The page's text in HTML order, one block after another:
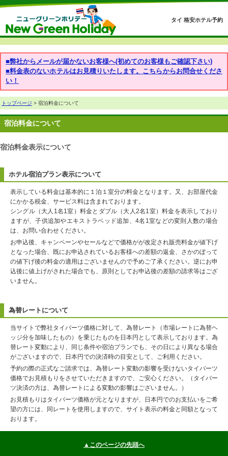
タイ 格安ホテル予約
■弊社からメールが届かないお客様へ(初めてのお客様もご確認下さい)
■料金表のないホテルはお見積りいたします。こちらからお問合せくださ
い！
トップページ > 宿泊料金について
宿泊料金について
宿泊料金表示について
ホテル宿泊プラン表示について
表示している料金は基本的に１泊１室分の料金となります。又、お部屋代金
にかかる税金、サービス料は含まれております。
シングル（大人1名1室）料金とダブル（大人2名1室）料金を表示しており
ますが、子供追加やエキストラベッド追加、4名1室などの変則人数の場合
は、お問い合わせください。
お申込後、キャンペーンやセールなどで価格がが改定され販売料金が値下げ
となった場合、既にお申込されているお客様への差額の返金、さかのぼって
の値下げ後の料金の適用はございませんので予めご了承ください。逆にお申
込後に値上げがされた場合でも、原則としてお申込後の差額の請求等はござ
いません。
為替レートについて
当サイトで弊社タイバーツ価格に対して、為替レート（市場レートに為替ヘ
ッジ分を加味したもの）を乗じたものを日本円として表示しております。為
替レート変動により、同じ条件や宿泊プランでも、その日により異なる場合
がございますので、日本円での決済時の目安として、ご利用ください。
予約の際の正式なご請求では、為替レート変動の影響を受けないタイバーツ
価格でお見積もりをさせていただきますので、ご安心ください。（タイバー
ツ決済の方は、為替レートによる変動の影響はございません。）
お見積もりはタイバーツ価格が元となりますが、日本円でのお支払いをご希
望の方には、同レートを使用しますので、サイト表示の料金と同額となって
おります。
▲このページの先頭へ